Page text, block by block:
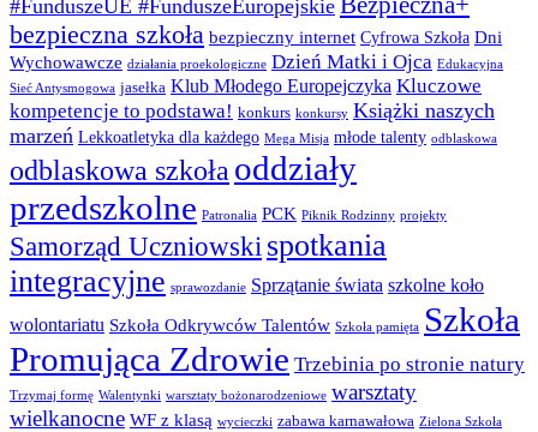
#FunduszeUE #FunduszeEuropejskie
bezpieczna szkoła bezpieczny internet Cyfrowa Szkoła Dni
Wychowawcze działania proekologiczne Dzień Matki i Ojca Edukacyjna
Sieć Antysmogowa jasełka Klub Młodego Europejczyka Kluczowe
kompetencje to podstawa! konkurs konkursy Książki naszych
marzeń Lekkoatletyka dla każdego Mega Misja młode talenty odblaskowa
odblaskowa szkoła oddziały
przedszkolne Patronalia PCK Piknik Rodzinny projekty
Samorząd Uczniowski spotkania
integracyjne sprawozdanie Sprzątanie świata szkolne koło
wolontariatu Szkoła Odkrywców Talentów Szkoła pamięta Szkoła
Promująca Zdrowie Trzebinia po stronie natury
Trzymaj formę Walentynki warsztaty bożonarodzeniowe warsztaty
wielkanocne WF z klasą wycieczki zabawa karnawałowa Zielona Szkoła